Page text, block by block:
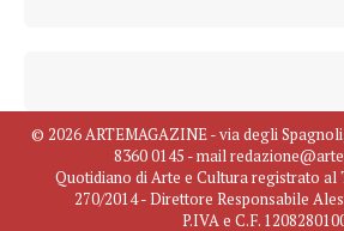
© 2026 ARTEMAGAZINE - via degli
8360 0145 - mail
Quotidiano di Arte e Cultura registrato al
270/2014 - Direttore Responsabile
P.IVA e C.F.